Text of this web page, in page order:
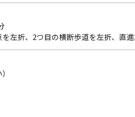
左折、2つ目の横断歩道を左折、直